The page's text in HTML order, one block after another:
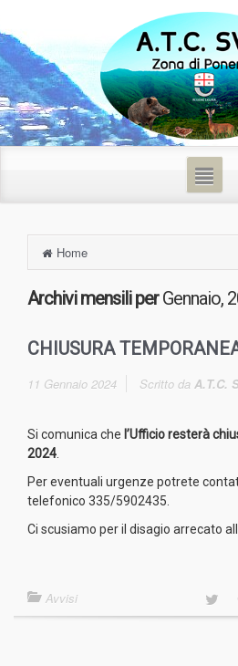
Home
Archivi mensili perGennaio,
CHIUSURA
11 Gennaio 2024 Scritto da A.T.C.
Si comunica che l’Ufficio resterà
2024
Per eventuali urgenze potrete
telefonico 335/5902435.
Ci scusiamo per il disagio arrecato
Avvisi